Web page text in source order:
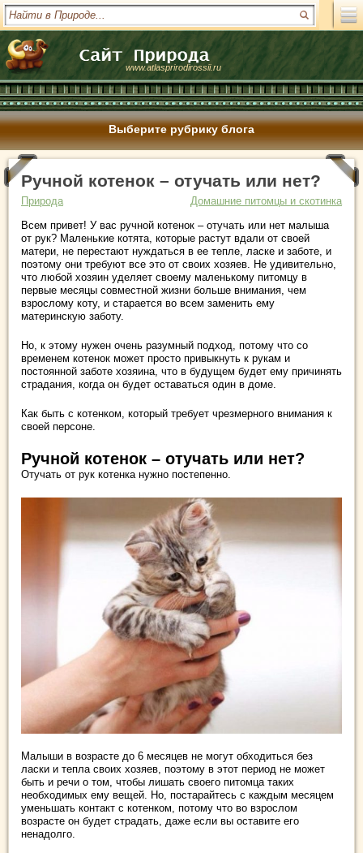
www.atlasprirodirossii.ru
Выберите рубрику блога
Ручной котенок – отучать или нет?
Природа
Домашние питомцы и скотинка
Всем привет! У вас ручной котенок – отучать или нет малыша
от рук? Маленькие котята, которые растут вдали от своей
матери, не перестают нуждаться в ее тепле, ласке и заботе, и
поэтому они требуют все это от своих хозяев. Не удивительно,
что любой хозяин уделяет своему маленькому питомцу в
первые месяцы совместной жизни больше внимания, чем
взрослому коту, и старается во всем заменить ему
материнскую заботу.
Но, к этому нужен очень разумный подход, потому что со
временем котенок может просто привыкнуть к рукам и
постоянной заботе хозяина, что в будущем будет ему причинять
страдания, когда он будет оставаться один в доме.
Как быть с котенком, который требует чрезмерного внимания к
своей персоне.
Ручной котенок – отучать или нет?
Отучать от рук котенка нужно постепенно.
Малыши в возрасте до 6 месяцев не могут обходиться без
ласки и тепла своих хозяев, поэтому в этот период не может
быть и речи о том, чтобы лишать своего питомца таких
необходимых ему вещей. Но, постарайтесь с каждым месяцем
уменьшать контакт с котенком, потому что во взрослом
возрасте он будет страдать, даже если вы оставите его
ненадолго.